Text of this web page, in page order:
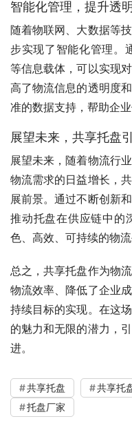
智能化管理，提升透
随着物联网、大数据等
步实现了智能化管理。
等信息载体，可以实现
高了物流信息的透明度
准的数据支持，帮助企
展望未来，共享托盘
展望未来，随着物流行
物流需求的日益增长，
展前景。通过不断创新
推动托盘在供应链中的
色、高效、可持续的物
总之，共享托盘作为物
物流效率、降低了企业
持续目标的实现。在这
的魅力和无限的潜力，
进。
共享托盘 共享托
托盘厂家